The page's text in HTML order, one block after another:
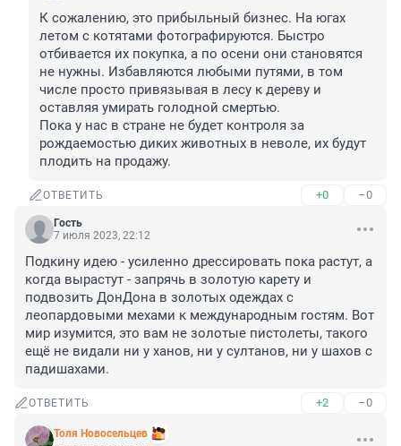
К сожалению, это прибыльный бизнес. На югах
летом с котятами фотографируются. Быстро
отбивается их покупка, а по осени они становятся
не нужны. Избавляются любыми путями, в том
числе просто привязывая в лесу к дереву и
оставляя умирать голодной смертью.
Пока у нас в стране не будет контроля за
рождаемостью диких животных в неволе, их будут
плодить на продажу.
ОТВЕТИТЬ +0 –0
Гость
7 июля 2023, 22:12
Подкину идею - усиленно дрессировать пока растут, а
когда вырастут - запрячь в золотую карету и
подвозить ДонДона в золотых одеждах с
леопардовыми мехами к международным гостям. Вот
мир изумится, это вам не золотые пистолеты, такого
ещё не видали ни у ханов, ни у султанов, ни у шахов с
падишахами.
ОТВЕТИТЬ +2 –0
Толя Новосельцев